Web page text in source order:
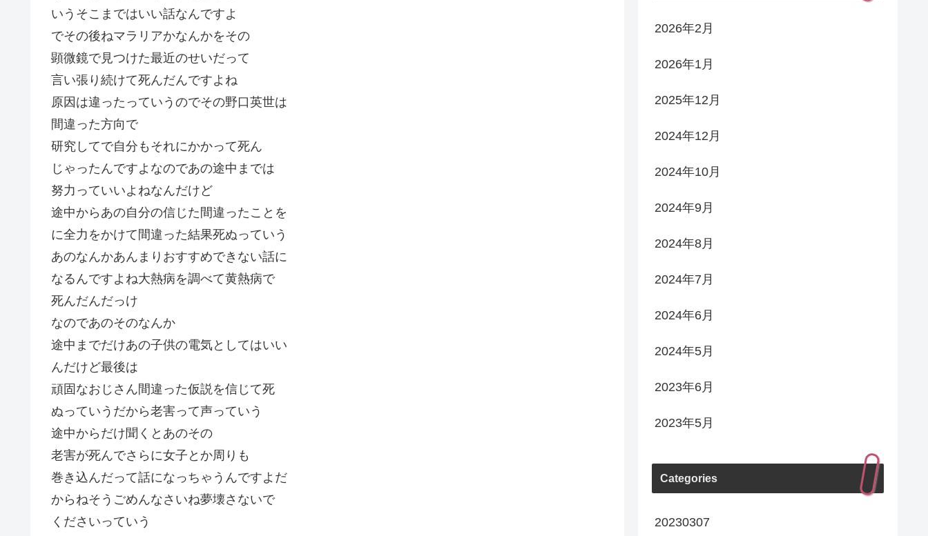
いうそこまではいい話なんですよ
でその後ねマラリアかなんかをその
顕微鏡で見つけた最近のせいだって
言い張り続けて死んだんですよね
原因は違ったっていうのでその野口英世は
間違った方向で
研究してで自分もそれにかかって死ん
じゃったんですよなのであの途中までは
努力っていいよねなんだけど
途中からあの自分の信じた間違ったことを
に全力をかけて間違った結果死ぬっていう
あのなんかあんまりおすすめできない話に
なるんですよね大熱病を調べて黄熱病で
死んだんだっけ
なのであのそのなんか
途中までだけあの子供の電気としてはいい
んだけど最後は
頑固なおじさん間違った仮説を信じて死
ぬっていうだから老害って声っていう
途中からだけ聞くとあのその
老害が死んでさらに女子とか周りも
巻き込んだって話になっちゃうんですよだ
からねそうごめんなさいね夢壊さないで
くださいっていう
2026年2月
2026年1月
2025年12月
2024年12月
2024年10月
2024年9月
2024年8月
2024年7月
2024年6月
2024年5月
2023年6月
2023年5月
Categories
20230307